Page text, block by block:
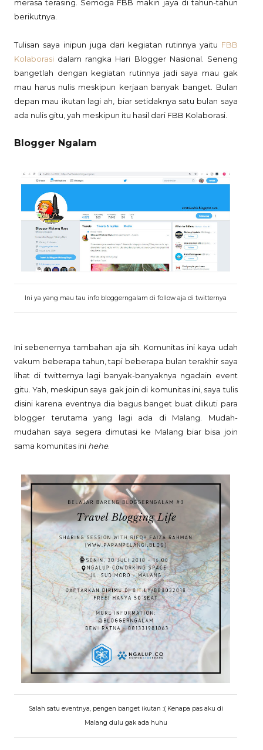
merasa terasing. Semoga FBB makin jaya di tahun-tahun
berikutnya.
Tulisan saya inipun juga dari kegiatan rutinnya yaitu FBB
Kolaborasi dalam rangka Hari Blogger Nasional. Seneng
bangetlah dengan kegiatan rutinnya jadi saya mau gak
mau harus nulis meskipun kerjaan banyak banget. Bulan
depan mau ikutan lagi ah, biar setidaknya satu bulan saya
ada nulis gitu, yah meskipun itu hasil dari FBB Kolaborasi.
Blogger Ngalam
Ini ya yang mau tau info bloggerngalam di follow aja di twitternya
Ini sebenernya tambahan aja sih. Komunitas ini kaya udah
vakum beberapa tahun, tapi beberapa bulan terakhir saya
lihat di twitternya lagi banyak-banyaknya ngadain event
gitu. Yah, meskipun saya gak join di komunitas ini, saya tulis
disini karena eventnya dia bagus banget buat diikuti para
blogger terutama yang lagi ada di Malang. Mudah-
mudahan saya segera dimutasi ke Malang biar bisa join
sama komunitas ini hehe.
Salah satu eventnya, pengen banget ikutan :( Kenapa pas aku di
Malang dulu gak ada huhu